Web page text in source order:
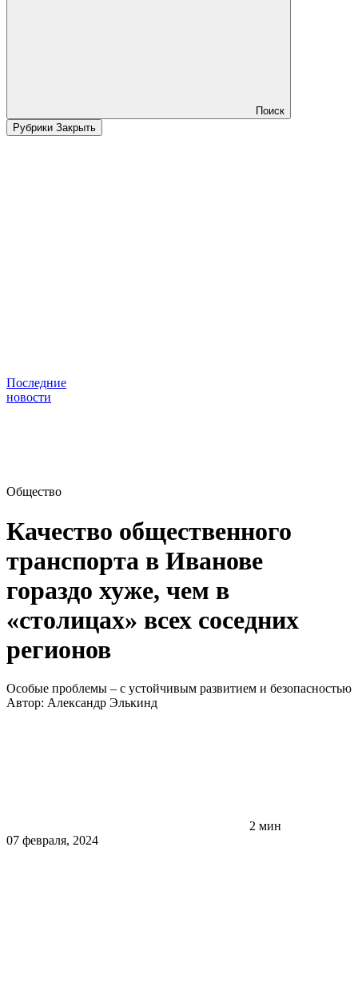
Поиск
Рубрики Закрыть
Последние
новости
Общество
Качество общественного
транспорта в Иванове
гораздо хуже, чем в
«столицах» всех соседних
регионов
Особые проблемы – с устойчивым развитием и безопасностью
Автор: Александр Элькинд
2 мин
07 февраля, 2024